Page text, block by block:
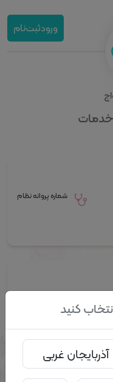
ورودثبت‌نام
خدمات
و زوج درمانگر
شماره پروانه نظام
کنید
آذربایجان غربی